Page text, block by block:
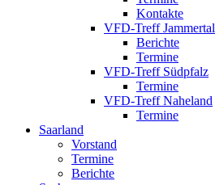
Kontakte
VFD-Treff Jammertal
Berichte
Termine
VFD-Treff Südpfalz
Termine
VFD-Treff Naheland
Termine
Saarland
Vorstand
Termine
Berichte